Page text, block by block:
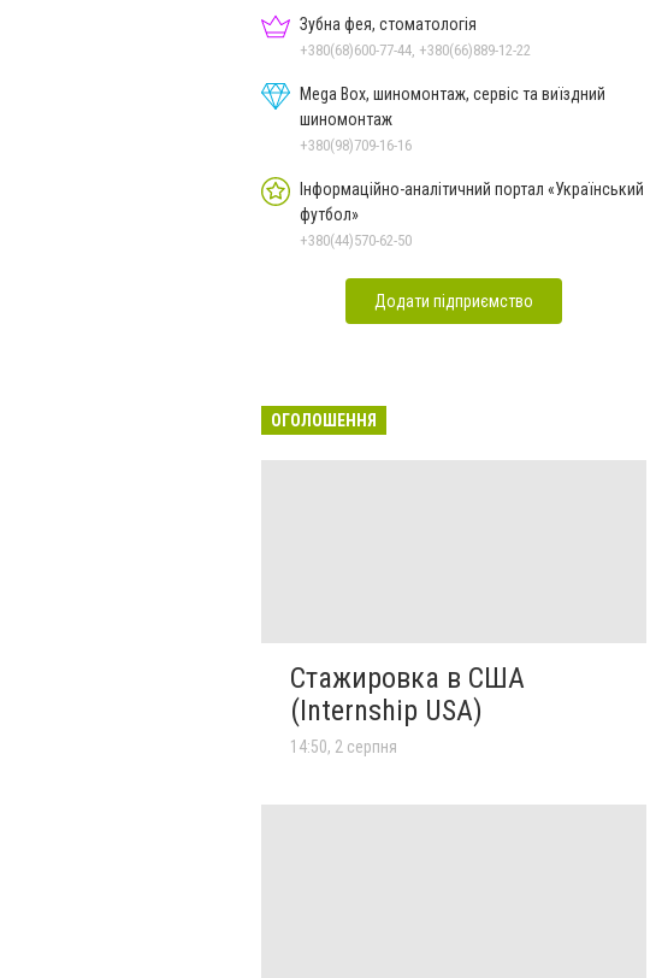
Зубна фея, стоматологія
+380(68)600-77-44, +380(66)889-12-22
Mega Box, шиномонтаж, сервіс та виїздний
шиномонтаж
+380(98)709-16-16
Інформаційно-аналітичний портал «Український
футбол»
+380(44)570-62-50
Додати підприємство
ОГОЛОШЕННЯ
Стажировка в США
(Internship USA)
14:50, 2 серпня